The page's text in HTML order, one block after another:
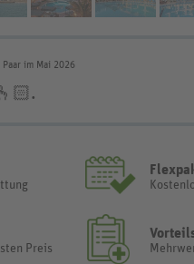
im Mai 2026
Preis